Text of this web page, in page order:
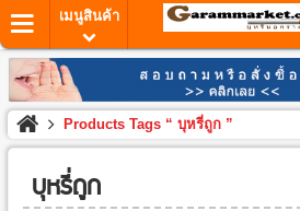
เมนูสินค้า
Products Tags “ บุหรี่ถูก ”
บุหรี่ถูก